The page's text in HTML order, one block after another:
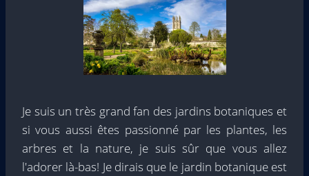
Je suis un très grand fan des jardins botaniques et
si vous aussi êtes passionné par les plantes, les
arbres et la nature, je suis sûr que vous allez
l'adorer là-bas! Je dirais que le jardin botanique est